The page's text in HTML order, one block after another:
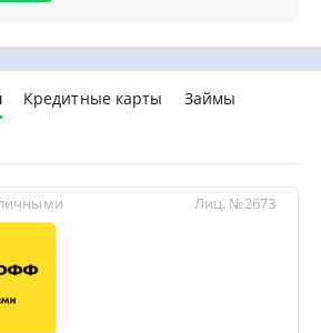
Кредитные карты Займы
Лиц. №2673